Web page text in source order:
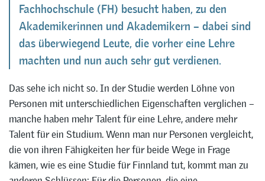
Fachhochschule (FH) besucht haben, zu den
Akademikerinnen und Akademikern – dabei sind
das überwiegend Leute, die vorher eine Lehre
machten und nun auch sehr gut verdienen.
Das sehe ich nicht so. In der Studie werden Löhne von
Personen mit unterschiedlichen Eigenschaften verglichen –
manche haben mehr Talent für eine Lehre, andere mehr
Talent für ein Studium. Wenn man nur Personen vergleicht,
die von ihren Fähigkeiten her für beide Wege in Frage
kämen, wie es eine Studie für Finnland tut, kommt man zu